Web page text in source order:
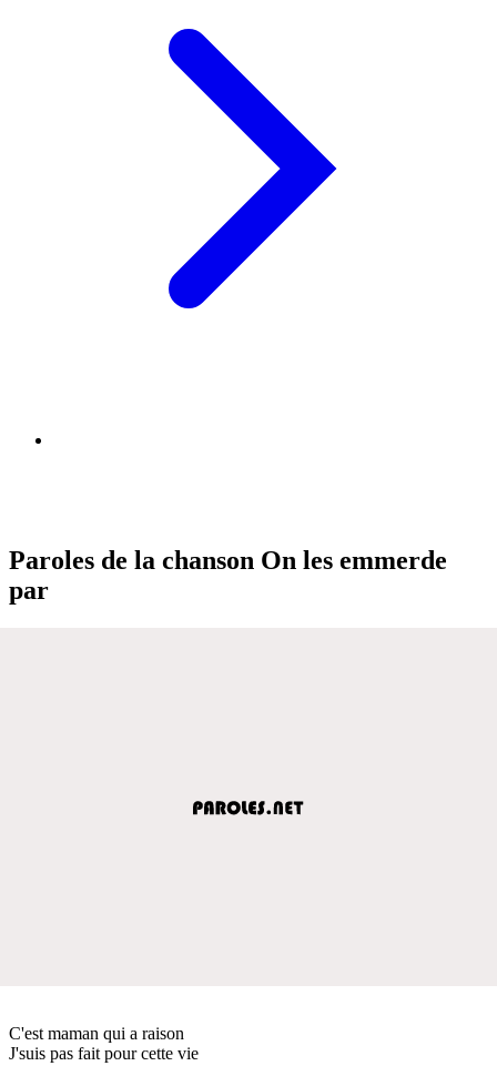
Paroles de la chanson On les emmerde
par
C'est maman qui a raison
J'suis pas fait pour cette vie